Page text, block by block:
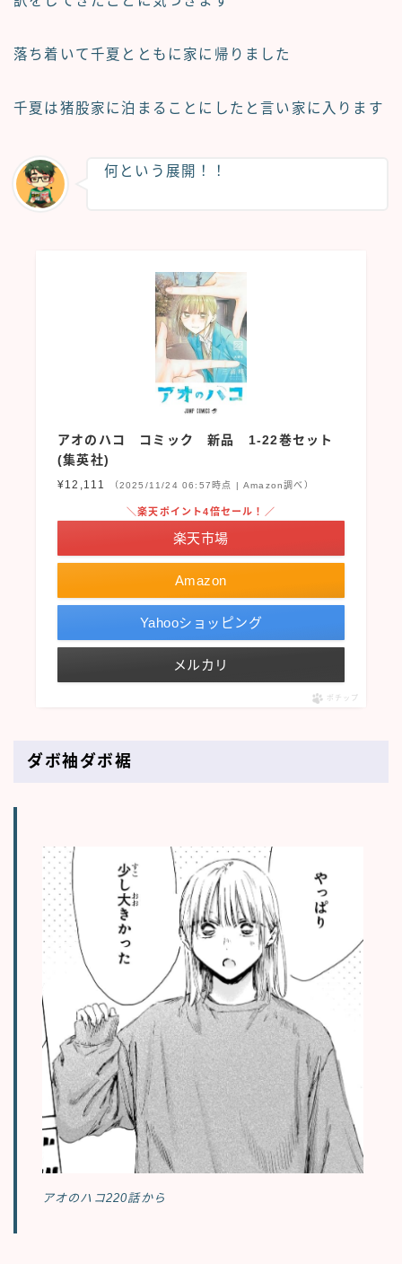
落ち着いて千夏とともに家に帰りました
千夏は猪股家に泊まることにしたと言い家に入ります
何という展開！！
アオのハコ コミック 新品 1-22巻セット
(集英社)
¥12,111 （2025/11/24 06:57時点 | Amazon調べ）
Amazon
＼楽天ポイント4倍セール！／
楽天市場
Yahooショッピング
メルカリ
ポチップ
ダボ袖ダボ裾
アオのハコ220話から